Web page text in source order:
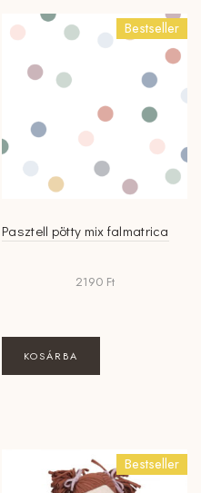
Bestseller
Pasztell pötty mix falmatrica
2190 Ft
KOSÁRBA
Bestseller